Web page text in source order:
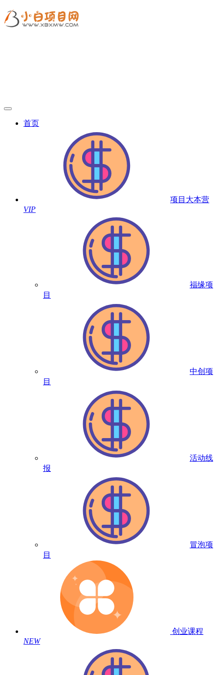
首页
项目大本营
VIP
福缘项
目
中创项
目
活动线
报
冒泡项
目
创业课程
NEW